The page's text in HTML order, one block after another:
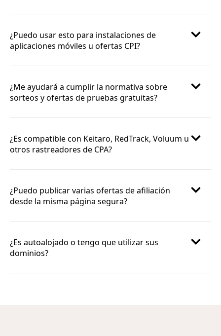
¿Puedo usar esto para instalaciones de
aplicaciones móviles u ofertas CPI?
¿Me ayudará a cumplir la normativa sobre
sorteos y ofertas de pruebas gratuitas?
¿Es compatible con Keitaro, RedTrack, Voluum u
otros rastreadores de CPA?
¿Puedo publicar varias ofertas de afiliación
desde la misma página segura?
¿Es autoalojado o tengo que utilizar sus
dominios?